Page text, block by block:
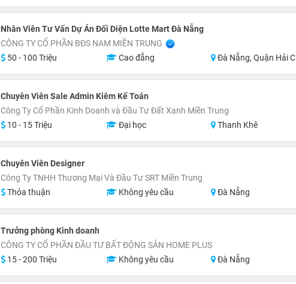
Nhân Viên Tư Vấn Dự Án Đối Diện Lotte Mart Đà Nẵng
CÔNG TY CỔ PHẦN BĐS NAM MIỀN TRUNG
50 - 100 Triệu
Cao đẳng Đà Nẵng, Quận Hải Châu, Quận Sơn Trà, Quận Ngũ Hành Sơn, Quận Cẩm Lệ, Khu vực lân cận Đà Nẵng
Chuyên Viên Sale Admin Kiêm Kế Toán
Công Ty Cổ Phần Kinh Doanh và Đầu Tư Đất Xanh Miền Trung
10 - 15 Triệu
Đại học Thanh Khê
Chuyên Viên Designer
Công Ty TNHH Thương Mại Và Đầu Tư SRT Miền Trung
Thỏa thuận
Không yêu cầu Đà Nẵng
Trưởng phòng Kinh doanh
CÔNG TY CỔ PHẦN ĐẦU TƯ BẤT ĐỘNG SẢN HOME PLUS
15 - 200 Triệu
Không yêu cầu Đà Nẵng